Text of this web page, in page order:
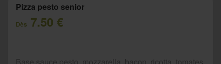
Pizza pesto senior
Dès 7.50 €